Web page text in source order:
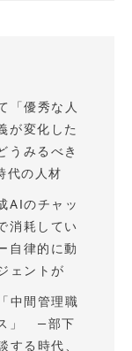
「優秀な人
が変化した
うみるべき
の人材
AIのチャッ
消耗してい
自律的に動
ェントが
中間管理職
」 —部下
する時代、